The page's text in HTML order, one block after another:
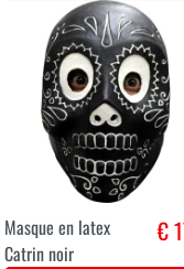
Masque en latex
Catrin noir
€